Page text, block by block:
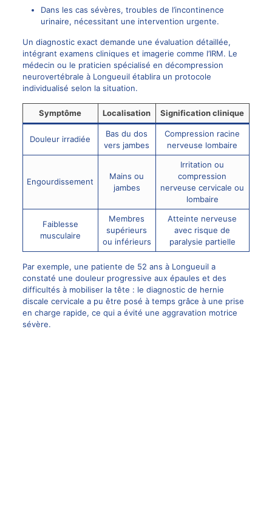
Dans les cas sévères, troubles de l’incontinence
urinaire, nécessitant une intervention urgente.
Un diagnostic exact demande une évaluation détaillée,
intégrant examens cliniques et imagerie comme l’IRM. Le
médecin ou le praticien spécialisé en décompression
neurovertébrale à Longueuil établira un protocole
individualisé selon la situation.
Symptôme Localisation Signification clinique
Douleur irradiée
Bas du dos
vers jambes
Compression racine
nerveuse lombaire
Engourdissement
Mains ou
jambes
Irritation ou
compression
nerveuse cervicale ou
lombaire
Faiblesse
musculaire
Membres
supérieurs
ou inférieurs
Atteinte nerveuse
avec risque de
paralysie partielle
Par exemple, une patiente de 52 ans à Longueuil a
constaté une douleur progressive aux épaules et des
difficultés à mobiliser la tête : le diagnostic de hernie
discale cervicale a pu être posé à temps grâce à une prise
en charge rapide, ce qui a évité une aggravation motrice
sévère.